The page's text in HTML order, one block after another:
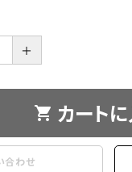
＋
shopping_cart カート
合わせ